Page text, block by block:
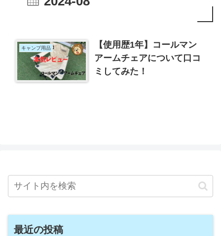
キャンプ用品
【使用歴1年】コールマン
アームチェアについて口コ
ミしてみた！
最近の投稿